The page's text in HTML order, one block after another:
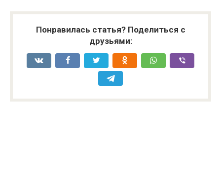
Понравилась статья? Поделиться с
друзьями: